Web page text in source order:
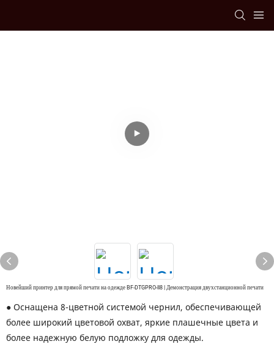
Новейший принтер для прямой печати на одежде BF-DTGPRO-II8 | Демонстрация двухстанционной печати
● Оснащена 8-цветной системой чернил, обеспечивающей
более широкий цветовой охват, яркие плашечные цвета и
более надежную белую подложку для одежды.